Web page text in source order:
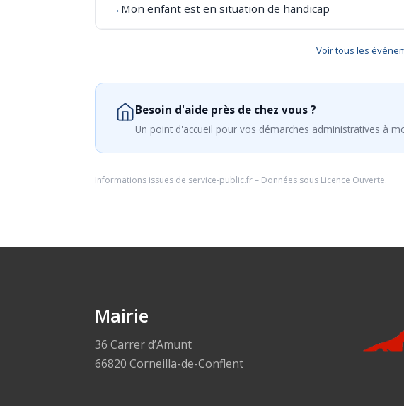
→ Mon enfant est en situation de handicap
Voir tous les
Besoin d'aide près de chez vous ?
Un point d'accueil pour vos démarches administratives à
Informations issues de service-public.fr– Données sous Licence Ouverte.
Mairie
36 Carrer d’Amunt
66820 Corneilla-de-Conflent